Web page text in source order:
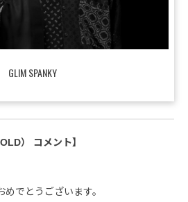
GLIM SPANKY
） コメント】
でとうございます。